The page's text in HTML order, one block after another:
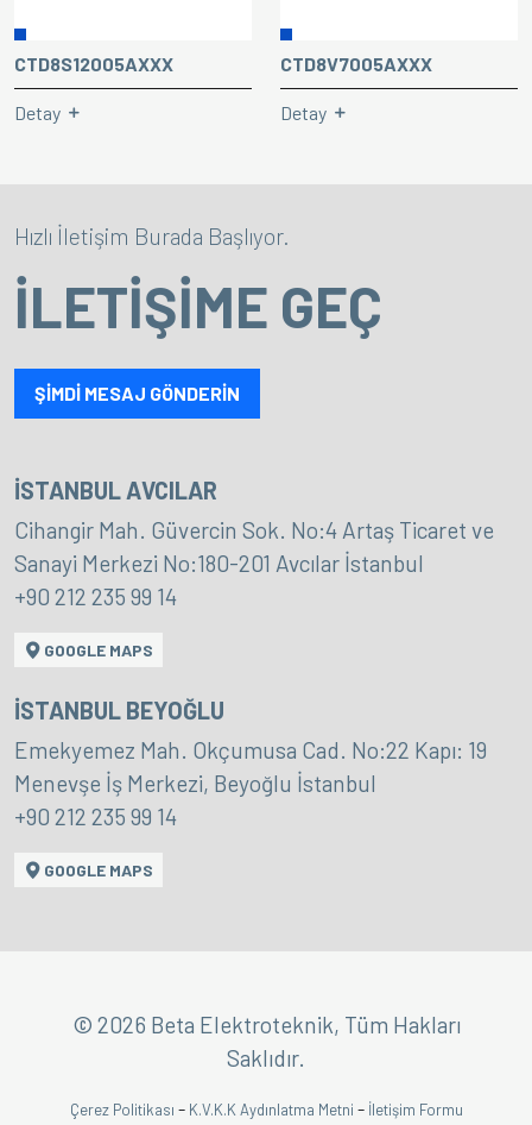
CTD8S12005AXXX
Detay
CTD8V7005AXXX
Detay
Hızlı İletişim Burada Başlıyor.
İLETİŞİME GEÇ
ŞİMDİ MESAJ GÖNDERİN
İSTANBUL AVCILAR
Cihangir Mah. Güvercin Sok. No:4 Artaş Ticaret ve
Sanayi Merkezi No:180-201 Avcılar İstanbul
+90 212 235 99 14
GOOGLE MAPS
İSTANBUL BEYOĞLU
Emekyemez Mah. Okçumusa Cad. No:22 Kapı: 19
Menevşe İş Merkezi, Beyoğlu İstanbul
+90 212 235 99 14
GOOGLE MAPS
© 2026 Beta Elektroteknik, Tüm Hakları
Saklıdır.
Çerez Politikası - K.V.K.K Aydınlatma Metni - İletişim Formu